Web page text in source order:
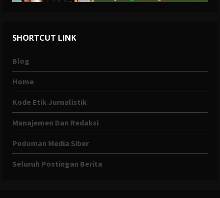
SHORTCUT LINK
Blog
Home
Kode Etik Jurnalistik
Manajemen Dan Redaksi
Pedoman Media Siber
Seluruh Postingan Berita